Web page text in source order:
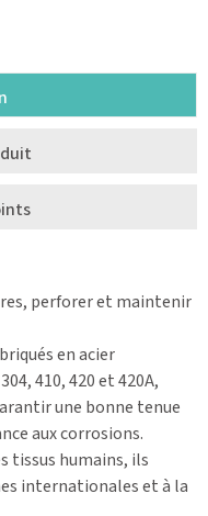
perforer et maintenir
en acier
410, 420 et 420A,
une bonne tenue
aux corrosions.
tissus humains, ils
internationales et à la